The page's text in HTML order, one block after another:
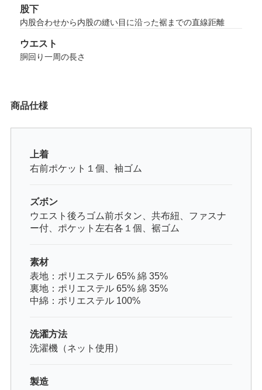
股下
内股合わせから内股の縫い目に沿った裾までの直線距離
ウエスト
胴回り一周の長さ
商品仕様
上着
右前ポケット１個、袖ゴム
ズボン
ウエスト後ろゴム前ボタン、共布紐、ファスナ
ー付、ポケット左右各１個、裾ゴム
素材
表地：ポリエステル 65% 綿 35%
裏地：ポリエステル 65% 綿 35%
中綿：ポリエステル 100%
洗濯方法
洗濯機（ネット使用）
製造